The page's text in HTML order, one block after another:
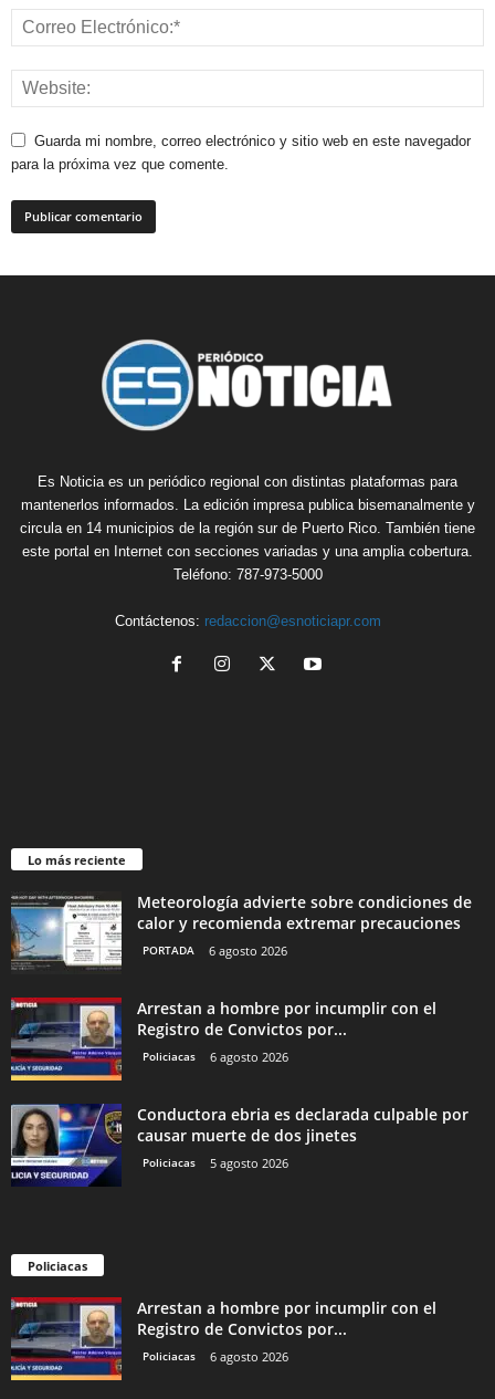
Guarda mi nombre, correo electrónico y sitio web en este navegador
para la próxima vez que comente.
Es Noticia es un periódico regional con distintas plataformas para
mantenerlos informados. La edición impresa publica bisemanalmente y
circula en 14 municipios de la región sur de Puerto Rico. También tiene
este portal en Internet con secciones variadas y una amplia cobertura.
Teléfono: 787-973-5000
Contáctenos: redaccion@esnoticiapr.com
Lo más reciente
Meteorología advierte sobre condiciones de
calor y recomienda extremar precauciones
PORTADA 6 agosto 2026
Arrestan a hombre por incumplir con el
Registro de Convictos por...
Policiacas 6 agosto 2026
Conductora ebria es declarada culpable por
causar muerte de dos jinetes
Policiacas 5 agosto 2026
Policiacas
Arrestan a hombre por incumplir con el
Registro de Convictos por...
Policiacas 6 agosto 2026